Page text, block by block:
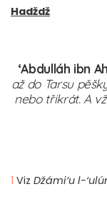
Hadždž
‘Abdulláh ibn
až do Tarsu
nebo třikrát. A
1 Viz Džámi’u l-